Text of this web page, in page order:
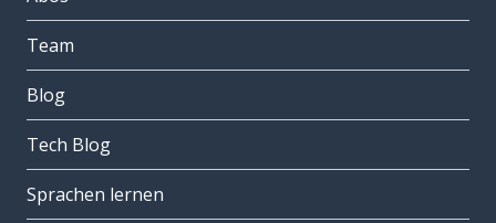
Team
Blog
Tech Blog
Sprachen lernen